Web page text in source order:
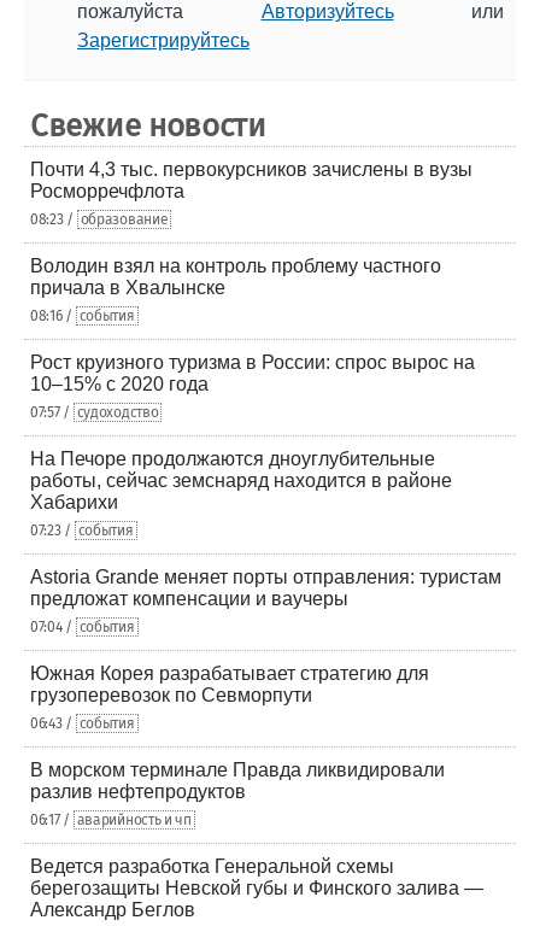
пожалуйста Авторизуйтесьили
Зарегистрируйтесь
Свежие новости
Почти 4,3 тыс. первокурсников зачислены в вузы
Росморречфлота
08:23 / образование
Володин взял на контроль проблему частного
причала в Хвалынске
08:16 / события
Рост круизного туризма в России: спрос вырос на
10–15% с 2020 года
07:57 / судоходство
На Печоре продолжаются дноуглубительные
работы, сейчас земснаряд находится в районе
Хабарихи
07:23 / события
Astoria Grande меняет порты отправления: туристам
предложат компенсации и ваучеры
07:04 / события
Южная Корея разрабатывает стратегию для
грузоперевозок по Севморпути
06:43 / события
В морском терминале Правда ликвидировали
разлив нефтепродуктов
06:17 / аварийность и чп
Ведется разработка Генеральной схемы
берегозащиты Невской губы и Финского залива —
Александр Беглов